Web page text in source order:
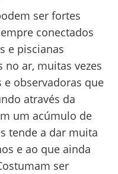
ser fortes
conectados
e piscianas
no ar, muitas vezes
e observadoras que
através da
um acúmulo de
tende a dar muita
e ao que ainda
ser